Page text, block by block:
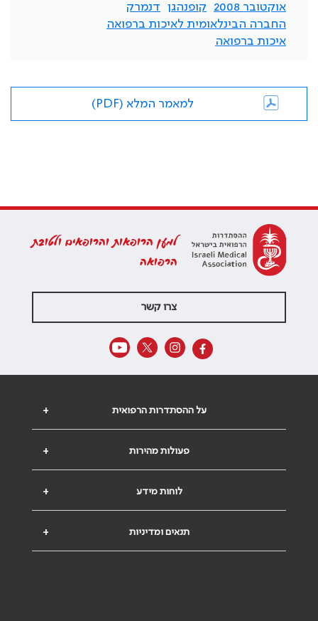
אוקטובר 2008
קופנהגן
דנמרק
החברה הבינלאומית לאיכות ברפואה
איכות ברפואה
למאמר המלא (PDF)
למען הרופאות והרופאים ולטובת
הרפואה
צרו קשר
+ על ההסתדרות הרפואית
+ פעולות מהירות
+ לוחות מידע
+ תנאים ומדיניות